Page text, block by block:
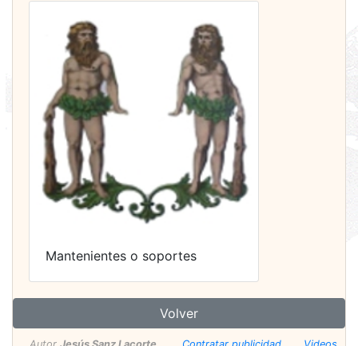
Mantenientes o soportes
Volver